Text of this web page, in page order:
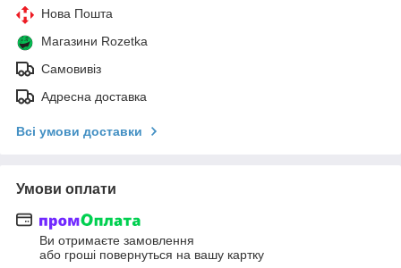
Нова Пошта
Магазини Rozetka
Самовивіз
Адресна доставка
Всі умови доставки
Умови оплати
Ви отримаєте замовлення
або гроші повернуться на вашу картку